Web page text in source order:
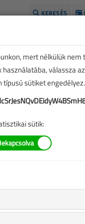
KERESÉS
mert nélkülük
válassza
sütiket
sütik: